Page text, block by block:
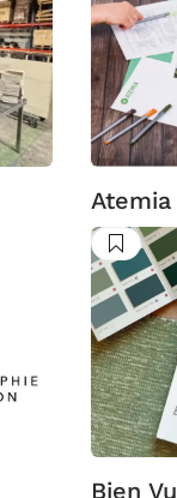
Atemia
Suivre
Bien Vu